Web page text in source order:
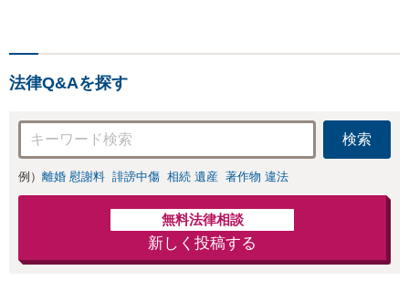
法律Q&Aを探す
検索
例） 離婚 慰謝料 誹謗中傷 相続 遺産 著作物 違法
無料法律相談
新しく投稿する